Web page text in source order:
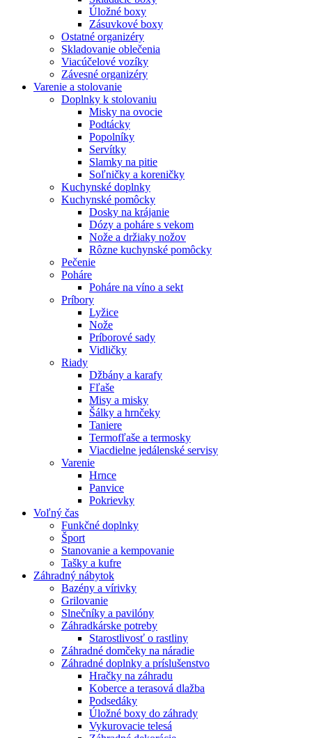
Úložné boxy
Zásuvkové boxy
Ostatné organizéry
Skladovanie oblečenia
Viacúčelové vozíky
Závesné organizéry
Varenie a stolovanie
Doplnky k stolovaniu
Misky na ovocie
Podtácky
Popolníky
Servítky
Slamky na pitie
Soľničky a koreničky
Kuchynské doplnky
Kuchynské pomôcky
Dosky na krájanie
Dózy a poháre s vekom
Nože a držiaky nožov
Rôzne kuchynské pomôcky
Pečenie
Poháre
Poháre na víno a sekt
Príbory
Lyžice
Nože
Príborové sady
Vidličky
Riady
Džbány a karafy
Fľaše
Misy a misky
Šálky a hrnčeky
Taniere
Termofľaše a termosky
Viacdielne jedálenské servisy
Varenie
Hrnce
Panvice
Pokrievky
Voľný čas
Funkčné doplnky
Šport
Stanovanie a kempovanie
Tašky a kufre
Záhradný nábytok
Bazény a vírivky
Grilovanie
Slnečníky a pavilóny
Záhradkárske potreby
Starostlivosť o rastliny
Záhradné domčeky na náradie
Záhradné doplnky a príslušenstvo
Hračky na záhradu
Koberce a terasová dlažba
Podsedáky
Úložné boxy do záhrady
Vykurovacie telesá